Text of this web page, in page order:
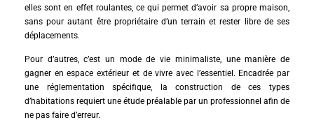
elles sont en effet roulantes, ce qui permet d’avoir sa propre maison,
sans pour autant être propriétaire d’un terrain et rester libre de ses
déplacements.
Pour d’autres, c’est un mode de vie minimaliste, une manière de
gagner en espace extérieur et de vivre avec l’essentiel. Encadrée par
une réglementation spécifique, la construction de ces types
d’habitations requiert une étude préalable par un professionnel afin de
ne pas faire d’erreur.